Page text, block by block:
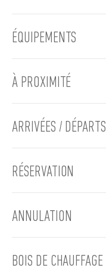
ÉQUIPEMENTS
À PROXIMITÉ
ARRIVÉES / DÉPARTS
RÉSERVATION
ANNULATION
BOIS DE CHAUFFAGE